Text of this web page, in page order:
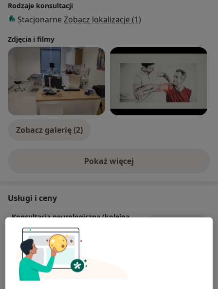
Rodzaje konsultacji
Stacjonarne Zobacz lokalizacje (1)
Zdjęcia i filmy
Zobacz galerię (2)
Pokaż więcejo doświadczeniu
Usługi i ceny
Konsultacja neurologiczna (kolejna
wizyta)
250 zł Szczegóły
Konsultacja neurologiczna
(pierwsza wizyta)
300 zł Szczegóły